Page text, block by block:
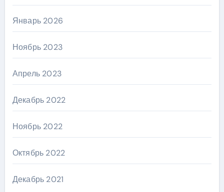
Январь 2026
Ноябрь 2023
Апрель 2023
Декабрь 2022
Ноябрь 2022
Октябрь 2022
Декабрь 2021